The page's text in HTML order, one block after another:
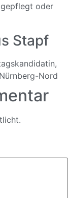
oder
Stapf
,
Nürnberg-Nord